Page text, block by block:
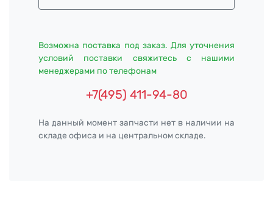
Возможна поставка под заказ. Для уточнения
условий поставки свяжитесь с нашими
менеджерами по телефонам
+7(495) 411-94-80
На данный момент запчасти нет в наличии на
складе офиса и на центральном складе.